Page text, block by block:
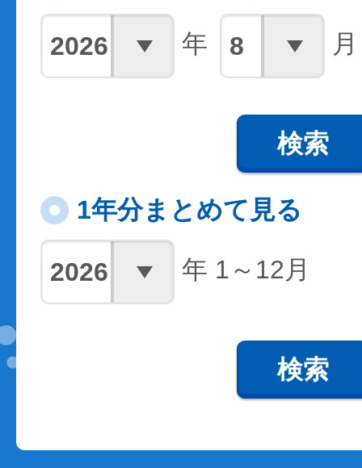
年 月
検索
1年分まとめて見る
年 1～12月
検索